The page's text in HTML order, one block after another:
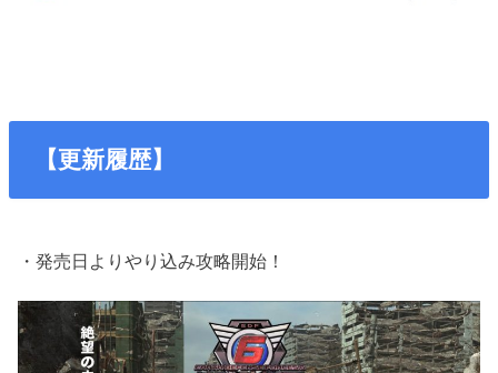
【更新履歴】
・発売日よりやり込み攻略開始！